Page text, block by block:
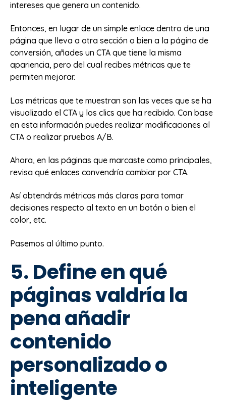
intereses que genera un contenido.
Entonces, en lugar de un simple enlace dentro de una
página que lleva a otra sección o bien a la página de
conversión, añades un CTA que tiene la misma
apariencia, pero del cual recibes métricas que te
permiten mejorar.
Las métricas que te muestran son las veces que se ha
visualizado el CTA y los clics que ha recibido. Con base
en esta información puedes realizar modificaciones al
CTA o realizar pruebas A/B.
Ahora, en las páginas que marcaste como principales,
revisa qué enlaces convendría cambiar por CTA.
Así obtendrás métricas más claras para tomar
decisiones respecto al texto en un botón o bien el
color, etc.
Pasemos al último punto.
5. Define en qué
páginas valdría la
pena añadir
contenido
personalizado o
inteligente